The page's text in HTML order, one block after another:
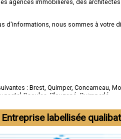
agences immobilières, des
d'informations, nous sommes à votre
:Brest ,Quimper,Concarneau ,
Daoulas ,Plouzané Quimperlé
Entreprise labellisée qualibat